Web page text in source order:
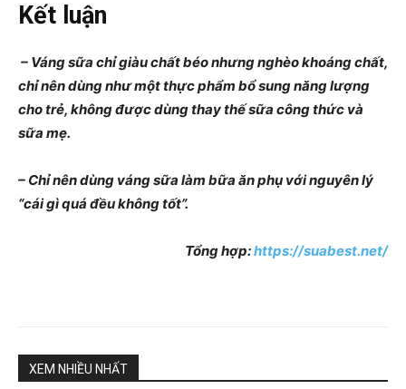
Kết luận
– Váng sữa chỉ giàu chất béo nhưng nghèo khoáng chất,
chỉ nên dùng như một thực phẩm bổ sung năng lượng
cho trẻ, không được dùng thay thế sữa công thức và
sữa mẹ.
– Chỉ nên dùng váng sữa làm bữa ăn phụ với nguyên lý
“cái gì quá đều không tốt”.
Tổng hợp:https://suabest.net/
XEM NHIỀU NHẤT